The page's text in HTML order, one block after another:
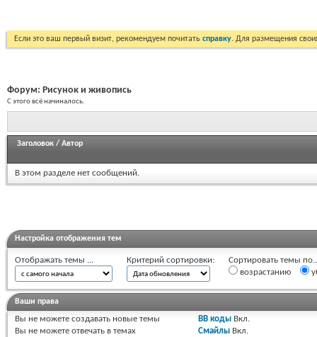
Если это ваш первый визит, рекомендуем почитать справку. Для размещения
Форум: Рисунок и живопись
С этого всё начиналось.
Заголовок / Автор
В этом разделе нет сообщений.
Настройка отображения тем
Отображать темы ... Критерий сортировки:
Сортировать темы
возрастанию
Ваши права
Вы не можете создавать новые темы
Вы не можете отвечать в темах
BB коды Вкл.
Смайлы Вкл.